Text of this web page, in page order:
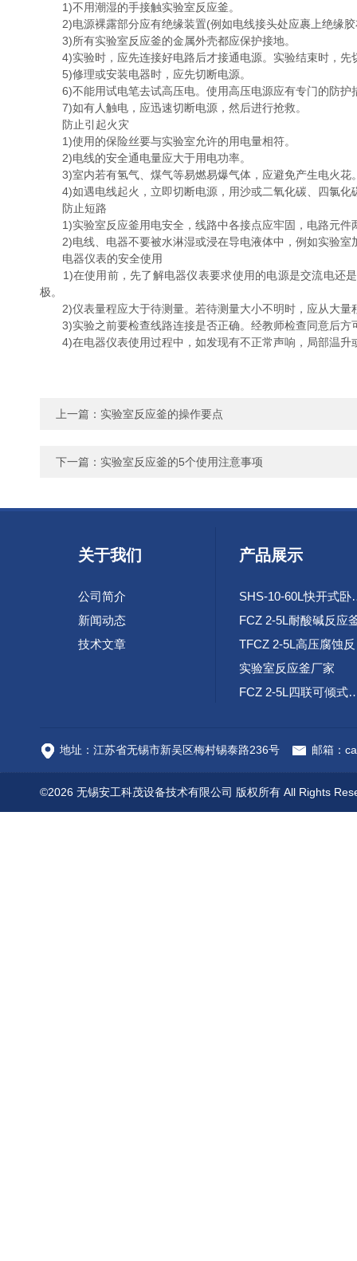
1)不用潮湿的手接触实验室反应釜。
2)电源裸露部分应有绝缘装置(例如电线接头处应裹上绝缘胶
3)所有实验室反应釜的金属外壳都应保护接地。
4)实验时，应先连接好电路后才接通电源。实验结束时，先
5)修理或安装电器时，应先切断电源。
6)不能用试电笔去试高压电。使用高压电源应有专门的防护
7)如有人触电，应迅速切断电源，然后进行抢救。
防止引起火灾
1)使用的保险丝要与实验室允许的用电量相符。
2)电线的安全通电量应大于用电功率。
3)室内若有氢气、煤气等易燃易爆气体，应避免产生电火花
4)如遇电线起火，立即切断电源，用沙或二氧化碳、四氯化
防止短路
1)实验室反应釜用电安全，线路中各接点应牢固，电路元件
2)电线、电器不要被水淋湿或浸在导电液体中，例如实验室
电器仪表的安全使用
1)在使用前，先了解电器仪表要求使用的电源是交流电还是
极。
2)仪表量程应大于待测量。若待测量大小不明时，应从大量
3)实验之前要检查线路连接是否正确。经教师检查同意后方
4)在电器仪表使用过程中，如发现有不正常声响，局部温升
上一篇： 实验室反应釜的操作要点
下一篇： 实验室反应釜的5个使用注意事项
关于我们
公司简介
新闻动态
技术文章
产品展示
SHS-10-60L
FCZ 2-5L耐酸碱反应
实验室反应釜厂家
FCZ 2-5L四联
地址：江苏省无锡市新吴区梅村锡泰路236号 邮箱：
©2026 无锡安工科茂设备技术有限公司 版权所有 All Rights